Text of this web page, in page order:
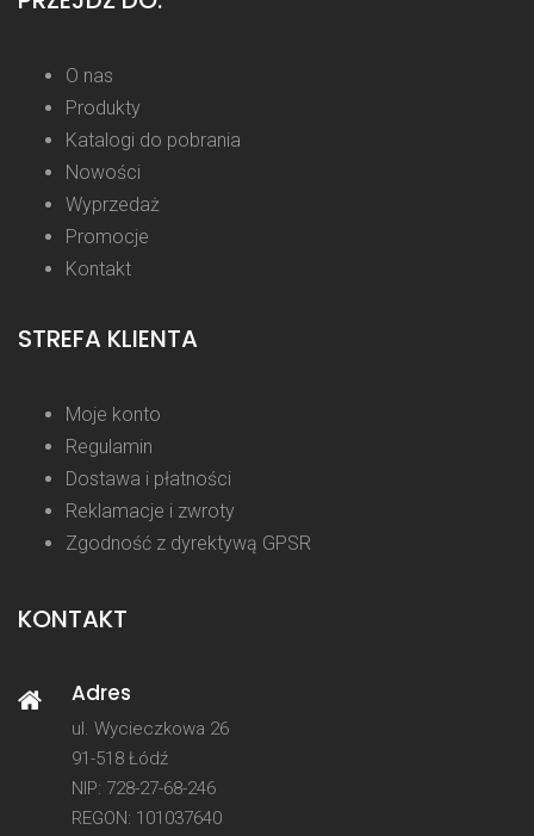
O nas
Produkty
Katalogi do pobrania
Nowości
Wyprzedaż
Promocje
Kontakt
STREFA KLIENTA
Moje konto
Regulamin
Dostawa i płatności
Reklamacje i zwroty
Zgodność z dyrektywą GPSR
KONTAKT
Adres
ul. Wycieczkowa 26
91-518 Łódź
NIP: 728-27-68-246
REGON: 101037640